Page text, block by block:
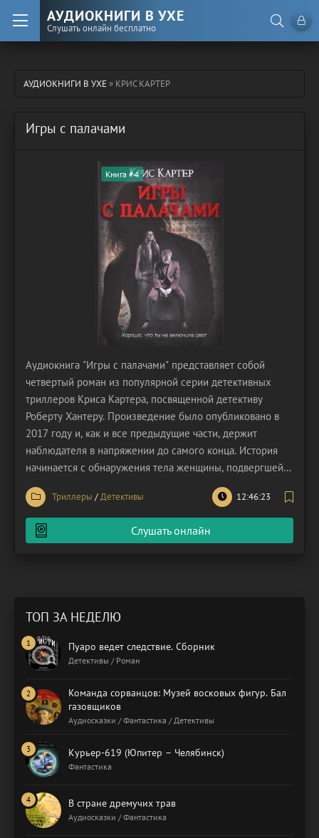
АУДИОКНИГИ В УХЕ
Слушать онлайн бесплатно
АУДИОКНИГИ В УХЕ» КРИС КАРТЕР
Игры с палачами
Книга #4
Аудиокнига "Игры с палачами" представляет собой
четвертый роман из популярной серии детективных
триллеров Криса Картера, посвященной детективу
Роберту Хантеру. Произведение было опубликовано в
2017 году и, как и все предыдущие части, держит
наблюдателя в напряжении до самого конца. История
начинается с обнаружения тела женщины, подвергшейся
изощренным пыткам. Детектив Роберт Хантер и его
напарник, детектив Карлос Гарсия, берутся за
расследование. По мере того, как они углубляются в
дело,
Триллеры /Детективы 12:46:23
Слушать онлайн
ТОП ЗА НЕДЕЛЮ
Пуаро ведет следствие. Сборник
Детективы / Роман
Команда сорванцов: Музей восковых фигур. Бал
газовщиков
Аудиосказки / Фантастика / Детективы
Курьер-619 (Юпитер – Челябинск)
Фантастика
В стране дремучих трав
Аудиосказки / Фантастика